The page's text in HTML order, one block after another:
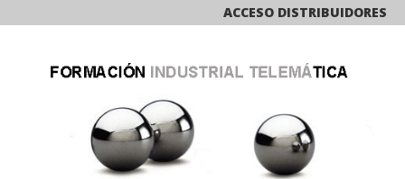
ACCESO DISTRIBUIDORES